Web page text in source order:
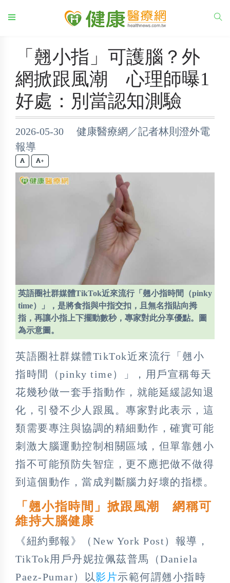
「翹小指」可護腦？外
網掀跟風潮 心理師曝1
好處：別當認知測驗
2026-05-30 健康醫療網／記者林則澄外電
報導
+
英語圈社群媒體TikTok近來流行「翹小指時間（pinky
time）」，是將食指與中指交扣，且無名指貼向拇
指，再讓小指上下擺動數秒，專家對此分享優點。圖
為示意圖。
英語圈社群媒體TikTok近來流行「翹小
指時間（pinky time）」，用戶宣稱每天
花幾秒做一套手指動作，就能延緩認知退
化，引發不少人跟風。專家對此表示，這
類需要專注與協調的精細動作，確實可能
刺激大腦運動控制相關區域，但單靠翹小
指不可能預防失智症，更不應把做不做得
到這個動作，當成判斷腦力好壞的指標。
「翹小指時間」掀跟風潮 網稱可
維持大腦健康
《紐約郵報》（New York Post）報導，
TikTok用戶丹妮拉佩茲普馬（Daniela
Paez-Pumar）以影片示範何謂翹小指時